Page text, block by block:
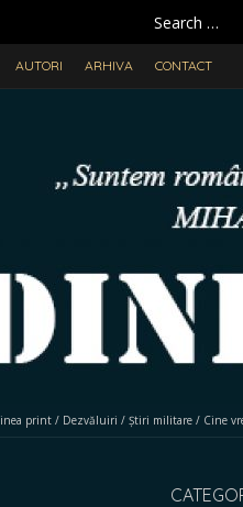
Search
for:
AUTORI ARHIVA CONTACT
print / Dezvăluiri / Știri militare / Cine